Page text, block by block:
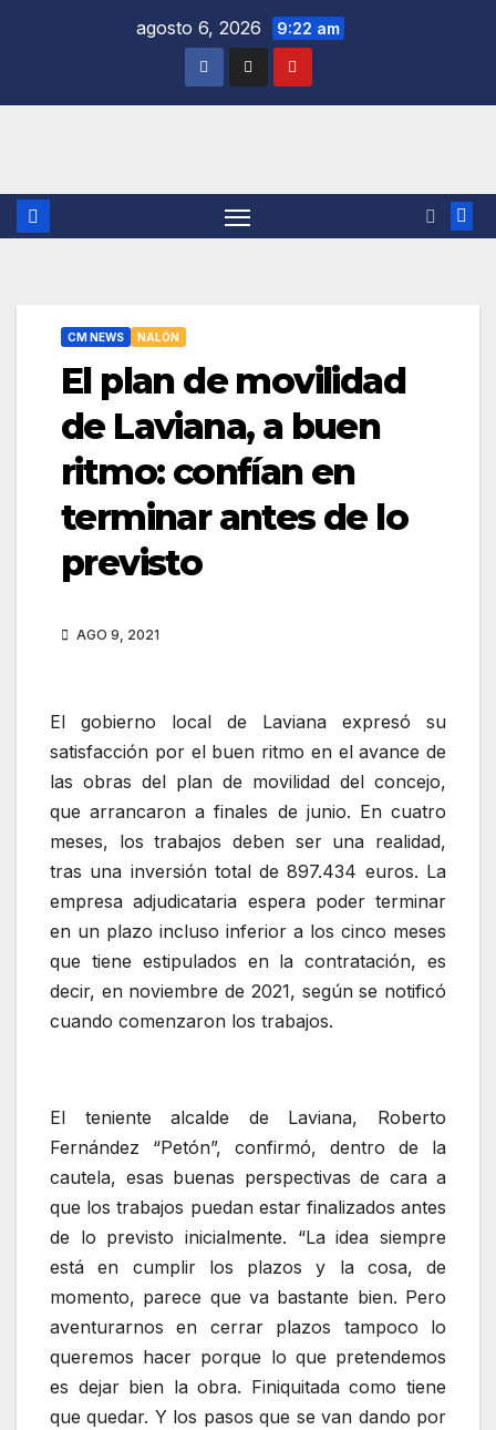
agosto 6, 2026 9:22 am
CM NEWS NALÓN
El plan de movilidad
de Laviana, a buen
ritmo: confían en
terminar antes de lo
previsto
AGO 9, 2021
El gobierno local de Laviana expresó su
satisfacción por el buen ritmo en el avance de
las obras del plan de movilidad del concejo,
que arrancaron a finales de junio. En cuatro
meses, los trabajos deben ser una realidad,
tras una inversión total de 897.434 euros. La
empresa adjudicataria espera poder terminar
en un plazo incluso inferior a los cinco meses
que tiene estipulados en la contratación, es
decir, en noviembre de 2021, según se notificó
cuando comenzaron los trabajos.
El teniente alcalde de Laviana, Roberto
Fernández “Petón”, confirmó, dentro de la
cautela, esas buenas perspectivas de cara a
que los trabajos puedan estar finalizados antes
de lo previsto inicialmente. “La idea siempre
está en cumplir los plazos y la cosa, de
momento, parece que va bastante bien. Pero
aventurarnos en cerrar plazos tampoco lo
queremos hacer porque lo que pretendemos
es dejar bien la obra. Finiquitada como tiene
que quedar. Y los pasos que se van dando por